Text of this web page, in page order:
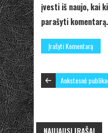
įvesti iš naujo, kai
parašyti komentarą.
Ankstesnė
NAUJAUSI ĮRAŠAI